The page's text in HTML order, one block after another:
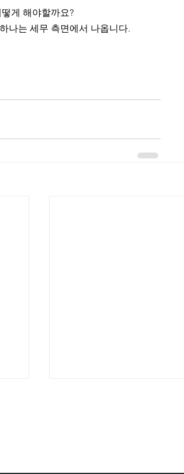
게 해야할까요?
나는 세무 측면에서 나옵니다.